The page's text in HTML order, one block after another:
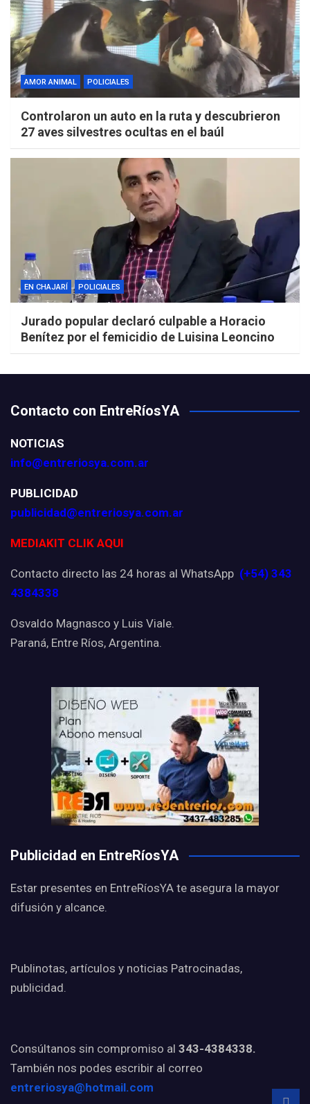
AMOR ANIMAL POLICIALES
Controlaron un auto en la ruta y descubrieron
27 aves silvestres ocultas en el baúl
EN CHAJARÍ POLICIALES
Jurado popular declaró culpable a Horacio
Benítez por el femicidio de Luisina Leoncino
Contacto con EntreRíosYA
NOTICIAS
info@entreriosya.com.ar
PUBLICIDAD
publicidad@entreriosya.com.ar
MEDIAKIT CLIK AQUI
Contacto directo las 24 horas al WhatsApp (+54) 343
4384338
Osvaldo Magnasco y Luis Viale.
Paraná, Entre Ríos, Argentina.
Publicidad en EntreRíosYA
Estar presentes en EntreRíosYA te asegura la mayor
difusión y alcance.
Publinotas, artículos y noticias Patrocinadas,
publicidad.
Consúltanos sin compromiso al 343-4384338.
También nos podes escribir al correo
entreriosya@hotmail.com